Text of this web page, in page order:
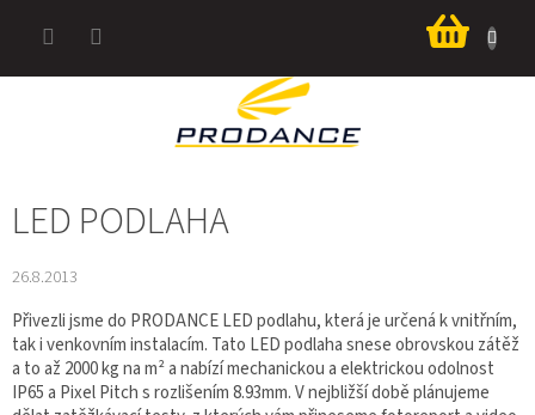
košík
LED PODLAHA
26.8.2013
Přivezli jsme do PRODANCE LED podlahu, která je určená k vnitřním,
tak i venkovním instalacím. Tato LED podlaha snese obrovskou zátěž
a to až 2000 kg na m² a nabízí mechanickou a elektrickou odolnost
IP65 a Pixel Pitch s rozlišením 8.93mm. V nejbližší době plánujeme